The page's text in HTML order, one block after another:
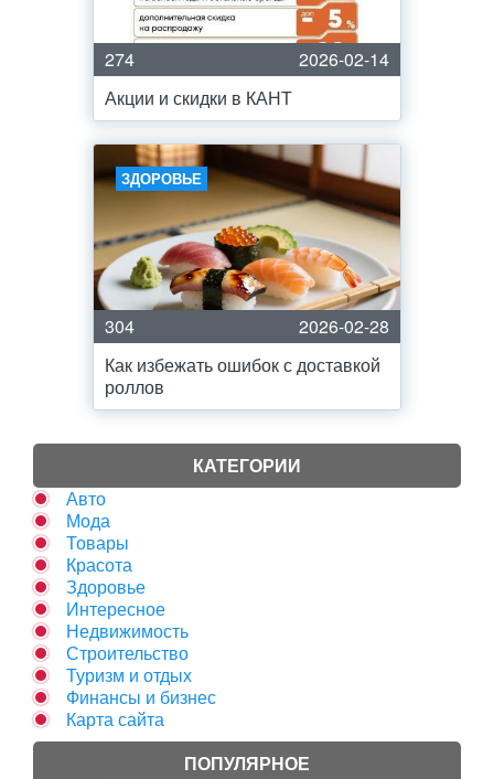
274
2026-02-14
Акции и скидки в КАНТ
ЗДОРОВЬЕ
304
2026-02-28
Как избежать ошибок с доставкой
роллов
КАТЕГОРИИ
Авто
Мода
Товары
Красота
Здоровье
Интересное
Недвижимость
Строительство
Туризм и отдых
Финансы и бизнес
Карта сайта
ПОПУЛЯРНОЕ